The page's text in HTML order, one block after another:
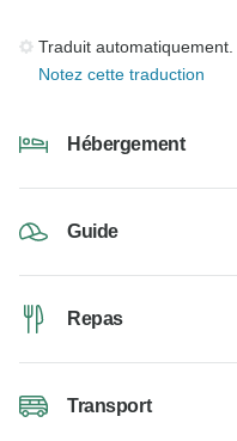
Traduit automatiquement.
Notez cette traduction
Hébergement
Guide
Repas
Transport